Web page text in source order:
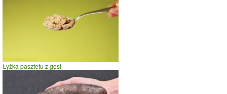
Łyżka pasztetu z gęsi